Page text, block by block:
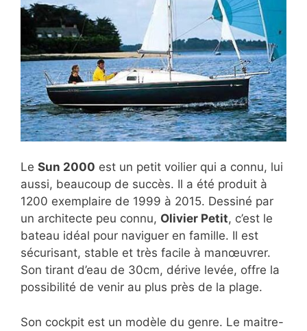
Le Sun 2000 est un petit voilier qui a connu, lui
aussi, beaucoup de succès. Il a été produit à
1200 exemplaire de 1999 à 2015. Dessiné par
un architecte peu connu, Olivier Petit, c’est le
bateau idéal pour naviguer en famille. Il est
sécurisant, stable et très facile à manœuvrer.
Son tirant d’eau de 30cm, dérive levée, offre la
possibilité de venir au plus près de la plage.
Son cockpit est un modèle du genre. Le maitre-